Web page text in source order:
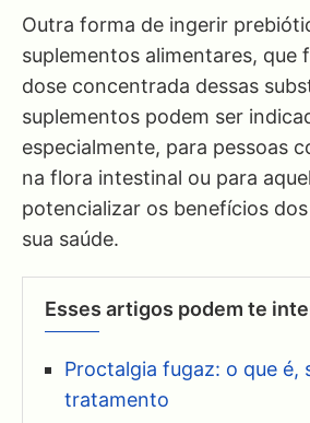
Outra forma de ingerir
suplementos alimentares, que
dose concentrada dessas
suplementos podem ser
especialmente, para pessoas
na flora intestinal ou para
potencializar os benefícios
sua saúde.
Esses artigos podem te
Proctalgia fugaz: o que é,
tratamento